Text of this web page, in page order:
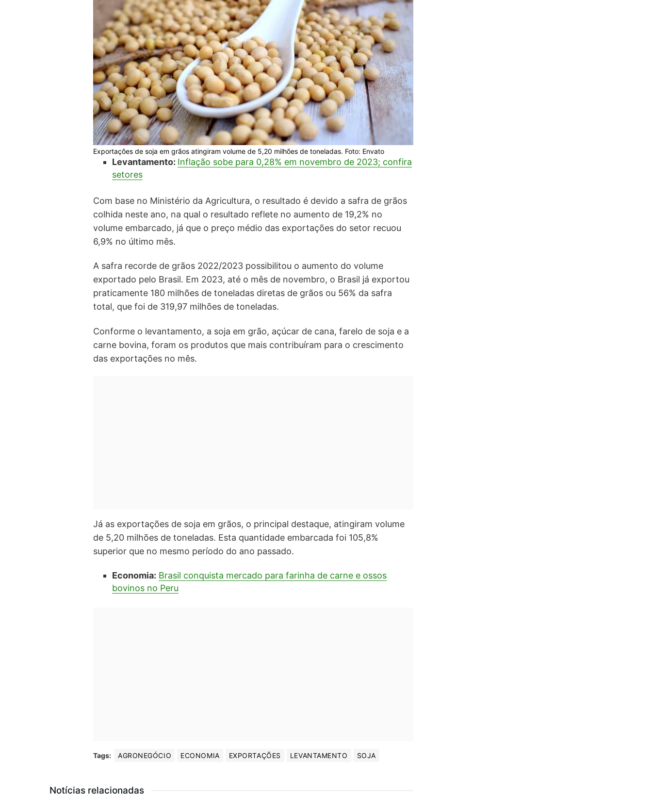
Exportações de soja em grãos atingiram volume de 5,20 milhões de toneladas. Foto: Envato
Levantamento: Inflação sobe para 0,28% em novembro de 2023; confira
setores
Com base no Ministério da Agricultura, o resultado é devido a safra de grãos
colhida neste ano, na qual o resultado reflete no aumento de 19,2% no
volume embarcado, já que o preço médio das exportações do setor recuou
6,9% no último mês.
A safra recorde de grãos 2022/2023 possibilitou o aumento do volume
exportado pelo Brasil. Em 2023, até o mês de novembro, o Brasil já exportou
praticamente 180 milhões de toneladas diretas de grãos ou 56% da safra
total, que foi de 319,97 milhões de toneladas.
Conforme o levantamento, a soja em grão, açúcar de cana, farelo de soja e a
carne bovina, foram os produtos que mais contribuíram para o crescimento
das exportações no mês.
Já as exportações de soja em grãos, o principal destaque, atingiram volume
de 5,20 milhões de toneladas. Esta quantidade embarcada foi 105,8%
superior que no mesmo período do ano passado.
Economia: Brasil conquista mercado para farinha de carne e ossos
bovinos no Peru
Tags: AGRONEGÓCIO ECONOMIA EXPORTAÇÕES LEVANTAMENTO SOJA
Notícias relacionadas